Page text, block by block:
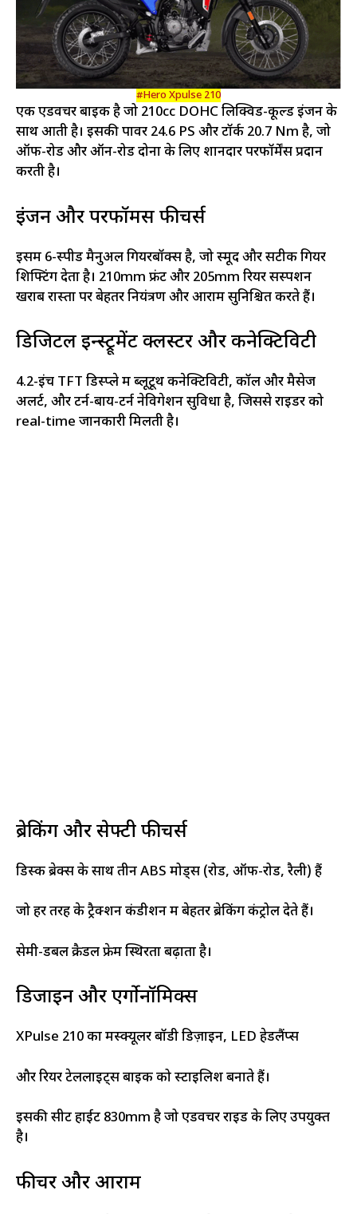
#Hero Xpulse 210
एक एडवेंचर बाइक है जो 210cc DOHC लिक्विड-कूल्ड इंजन के
साथ आती है। इसकी पावर 24.6 PS और टॉर्क 20.7 Nm है, जो
ऑफ-रोड और ऑन-रोड दोनों के लिए शानदार परफॉर्मेंस प्रदान
करती है।
इंजन और परफॉर्मेंस फीचर्स
इसमें 6-स्पीड मैनुअल गियरबॉक्स है, जो स्मूद और सटीक गियर
शिफ्टिंग देता है। 210mm फ्रंट और 205mm रियर सस्पेंशन
खराब रास्तों पर बेहतर नियंत्रण और आराम सुनिश्चित करते हैं।
डिजिटल इन्स्ट्रूमेंट क्लस्टर और कनेक्टिविटी
4.2-इंच TFT डिस्प्ले में ब्लूटूथ कनेक्टिविटी, कॉल और मैसेज
अलर्ट, और टर्न-बाय-टर्न नेविगेशन सुविधा है, जिससे राइडर को
real-time जानकारी मिलती है।
ब्रेकिंग और सेफ्टी फीचर्स
डिस्क ब्रेक्स के साथ तीन ABS मोड्स (रोड, ऑफ-रोड, रैली) हैं
जो हर तरह के ट्रैक्शन कंडीशन में बेहतर ब्रेकिंग कंट्रोल देते हैं।
सेमी-डबल क्रैडल फ्रेम स्थिरता बढ़ाता है।
डिजाइन और एर्गोनॉमिक्स
XPulse 210 का मस्क्यूलर बॉडी डिज़ाइन, LED हेडलैंप्स
और रियर टेललाइट्स बाइक को स्टाइलिश बनाते हैं।
इसकी सीट हाईट 830mm है जो एडवेंचर राइड के लिए उपयुक्त
है।
फीचर और आराम